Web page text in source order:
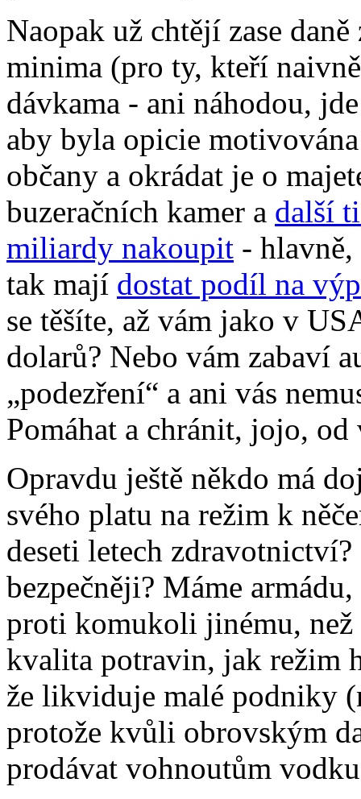
Naopak už chtějí zase
minima (pro ty, kteří
dávkama - ani náhodou,
aby byla opicie
občany a okrádat je o
buzeračních kamer a další
miliardy nakoupit -
tak mají dostat podíl na
se těšíte, až vám jako v
dolarů? Nebo vám zabaví
„podezření“ a ani vás
Pomáhat a chránit, jojo,
Opravdu ještě někdo má
svého platu na režim k
deseti letech
bezpečněji? Máme
proti komukoli jinému,
kvalita potravin, jak režim
že likviduje malé podniky
protože kvůli obrovským
prodávat vohnoutům